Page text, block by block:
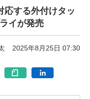
応する外付けタッ
イが発売
2025年8月25日 07:30